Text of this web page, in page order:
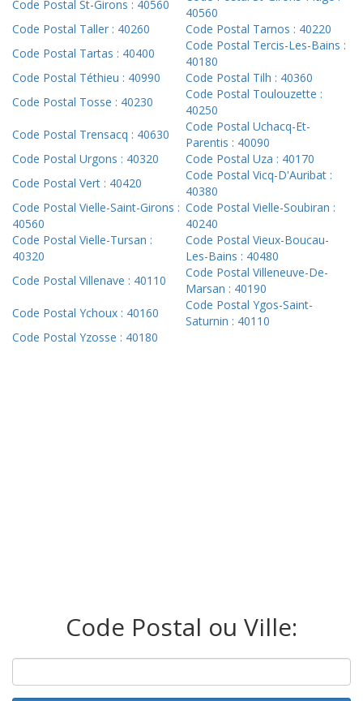
Code Postal St-Girons : 40560
40560
Code Postal Taller : 40260
Code Postal Tarnos : 40220
Code Postal Tartas : 40400
Code Postal Tercis-Les-Bains :
40180
Code Postal Téthieu : 40990
Code Postal Tilh : 40360
Code Postal Tosse : 40230
Code Postal Toulouzette :
40250
Code Postal Trensacq : 40630
Code Postal Uchacq-Et-
Parentis : 40090
Code Postal Urgons : 40320
Code Postal Uza : 40170
Code Postal Vert : 40420
Code Postal Vicq-D'Auribat :
40380
Code Postal Vielle-Saint-Girons :
40560
Code Postal Vielle-Soubiran :
40240
Code Postal Vielle-Tursan :
40320
Code Postal Vieux-Boucau-
Les-Bains : 40480
Code Postal Villenave : 40110
Code Postal Villeneuve-De-
Marsan : 40190
Code Postal Ychoux : 40160
Code Postal Ygos-Saint-
Saturnin : 40110
Code Postal Yzosse : 40180
Code Postal ou Ville: